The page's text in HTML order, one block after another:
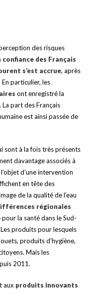
des risques
confiance des Français
s’est accrue, après
particulier, les
ont enregistré la
part des Français
est ainsi passée de
sont à la fois très présents
davantage associés à
d’une intervention
en tête des
de la qualité de l’eau
régionales
la santé dans le Sud-
produits pour lesquels
produits d’hygiène,
Mais les
2011.
aux produits innovants